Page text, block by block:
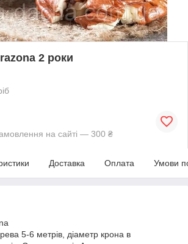
2 роки
на сайті — 300 ₴
Доставка Оплата Умови
5-6 метрів, діаметр крона в